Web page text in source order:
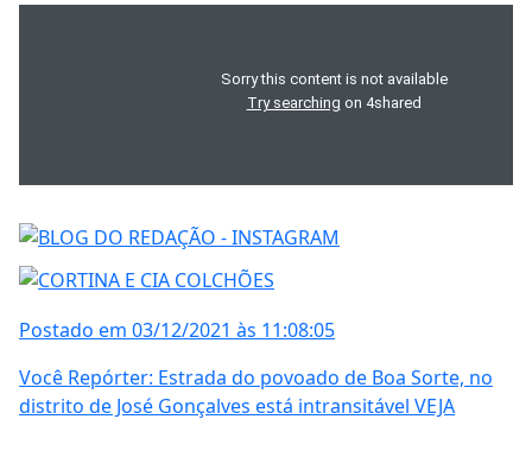
Postado em 03/12/2021 às 11:08:05
Você Repórter: Estrada do povoado de Boa Sorte, no
distrito de José Gonçalves está intransitável VEJA